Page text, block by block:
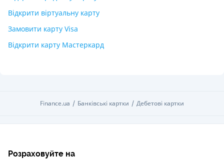
Відкрити віртуальну карту
Замовити карту Visa
Відкрити карту Мастеркард
Finance.ua Банківські картки Дебетові картки
Finance.ua Банківські картки Дебетові картки
Розраховуйте на